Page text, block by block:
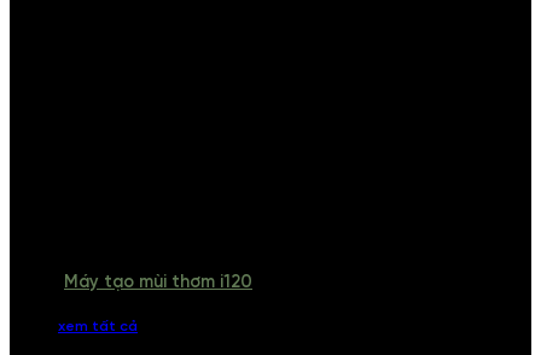
Máy tạo mùi thơm i120
xem tất cả